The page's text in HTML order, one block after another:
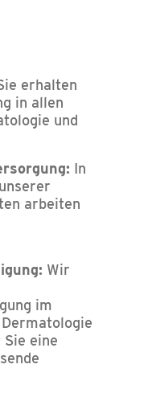
erhalten
in allen
und
In
arbeiten
Wir
im
eine